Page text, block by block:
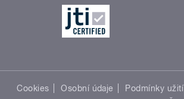
Cookies Osobní údaje Podmínky užití